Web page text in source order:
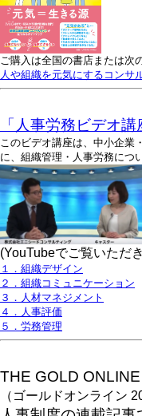
ご購入は全国の書店または次
人や組織を元気にするコンサ
「人事労務ビデオ講
このビデオ講座は、中小企業
に、組織管理・人事労務につ
(YouTubeでご覧いただ
１．組織デザイン
２．組織コミュニケーション
３．人材マネジメント
４．人事評価
５．労務管理
THE GOLD ONLINE
（ゴールドオンライン